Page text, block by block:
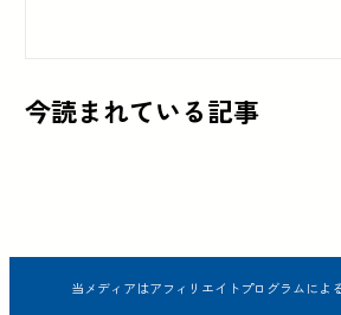
今読まれている記事
当メディアはアフィリエイトプログラムによ